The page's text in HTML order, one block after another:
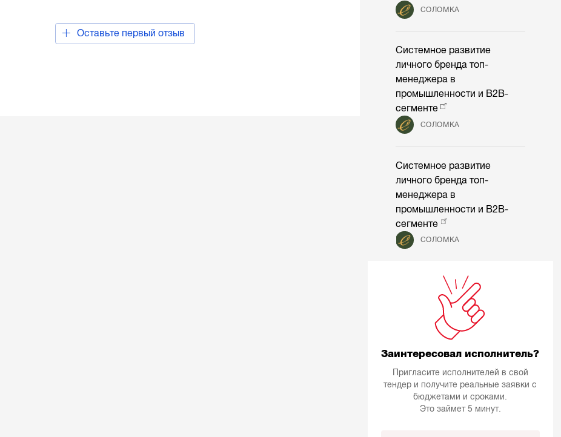
Оставьте первый отзыв
СОЛОМКА
Системное развитие
личного бренда топ-
менеджера в
промышленности и B2B-
сегменте
СОЛОМКА
Системное развитие
личного бренда топ-
менеджера в
промышленности и B2B-
сегменте
СОЛОМКА
Заинтересовал исполнитель?
Пригласите исполнителей в свой
тендер и получите реальные заявки с
бюджетами и сроками.
Это займет 5 минут.